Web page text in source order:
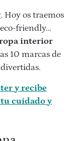
. Hoy os traemos
friendly…
ropa interior
10 marcas de
y recibe
cuidado y